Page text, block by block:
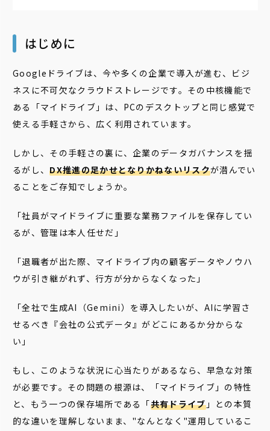
はじめに
Googleドライブは、今や多くの企業で導入が進む、ビジ
ネスに不可欠なクラウドストレージです。その中核機能で
ある「マイドライブ」は、PCのデスクトップと同じ感覚で
使える手軽さから、広く利用されています。
しかし、その手軽さの裏に、企業のデータガバナンスを揺
るがし、DX推進の足かせとなりかねないリスクが潜んでい
ることをご存知でしょうか。
「社員がマイドライブに重要な業務ファイルを保存してい
るが、管理は本人任せだ」
「退職者が出た際、マイドライブ内の顧客データやノウハ
ウが引き継がれず、行方が分からなくなった」
「全社で生成AI（Gemini）を導入したいが、AIに学習さ
せるべき『会社の公式データ』がどこにあるか分からな
い」
もし、このような状況に心当たりがあるなら、早急な対策
が必要です。その問題の根源は、「マイドライブ」の特性
と、もう一つの保存場所である「共有ドライブ」との本質
的な違いを理解しないまま、"なんとなく"運用しているこ